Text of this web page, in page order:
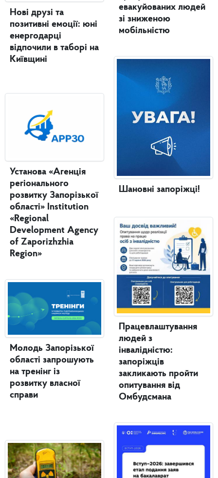
Нові друзі та
позитивні емоції: юні
енергодарці
відпочили в таборі на
Київщині
Установа «Агенція
регіонального
розвитку Запорізької
області» Institution
«Regional
Development Agency
of Zaporizhzhia
Region»
Молодь Запорізької
області запрошують
на тренінг із
розвитку власної
справи
евакуйованих людей
зі зниженою
мобільністю
Шановні запоріжці!
Працевлаштування
людей з
інвалідністю:
запоріжців
закликають пройти
опитування від
Омбудсмана